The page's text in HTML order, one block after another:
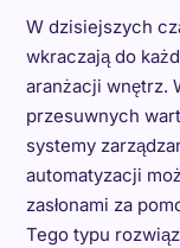
W dzisiejszych
wkraczają do
aranżacji wnętrz.
przesuwnych
systemy
automatyzacji
zasłonami za
Tego typu